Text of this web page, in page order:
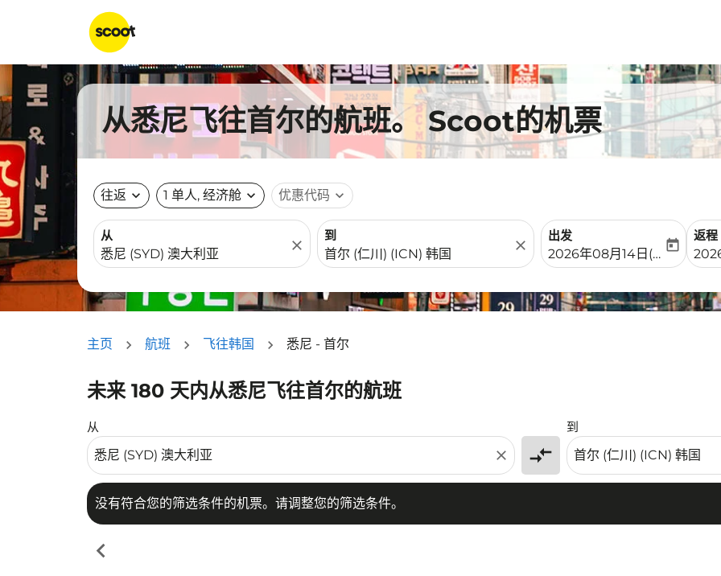
从悉尼飞往首尔的航班。 Scoot的机票
往返 expand_more 1 单人, 经济舱 expand_more 优惠代码 expand_more
从
close
到
close
出发
fc-booking-departure-
2026年08月14日(周五)
today
返程
fc-
主页 航班 飞往韩国 悉尼 - 首尔
未来 180 天内从悉尼飞往首尔的航班
从
close compare_arrows
到
没有符合您的筛选条件的机票。请调整您的筛选条件。
没有符合您的筛选条件的机票。请调整您的筛选条件。
chevron_left